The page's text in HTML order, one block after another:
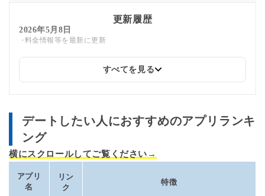
更新履歴
2026年5月8日
料金情報等を最新に更新
withの累計会員数を1,000万人から1,500万人へ変更しました。
アンジュの会員数を150万人→180万人に変更しました。
2026年1月27日
Dineの名称をD³（ディースリー：旧Dine）に変更しました。
2025年12月22日
すべてを見る
デートしたい人におすすめのアプリランキ
ング
横にスクロールしてご覧ください→
アプリ
名
リン
ク
特徴